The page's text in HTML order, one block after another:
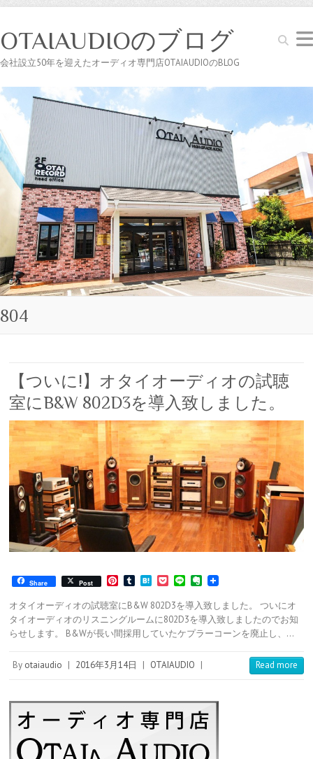
Search
OTAIAUDIOのブログ
会社設立50年を迎えたオーディオ専門店OTAIAUDIOのBLOG
804
【ついに!】オタイオーディオの試聴
室にB&W 802D3を導入致しました。
Share Post
P
n
t
e
r
s
t
T
m
l
r
H
t
e
n
a
P
c
k
e
t
L
n
e
E
e
r
n
o
オタイオーディオの試聴室にB&W 802D3を導入致しました。 ついにオ
タイオーディオのリスニングルームに802D3を導入致しましたのでお知
らせします。 B&Wが長い間採用していたケプラーコーンを廃止し、…
By otaiaudio | 2016年3月14日 | OTAIAUDIO | Read more